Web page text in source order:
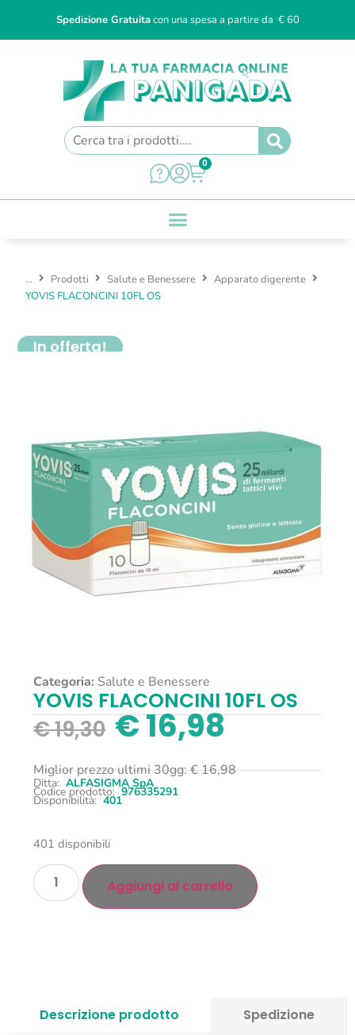
Spedizione Gratuitacon una spesa a partire da € 60
0
... Prodotti Salute e Benessere
Apparato digerente
YOVIS FLACONCINI 10FL OS
In offerta!
Categoria: Salute e Benessere
YOVIS FLACONCINI 10FL OS
€19,30 €16,98
Miglior prezzo ultimi 30gg:€16,98
Ditta: ALFASIGMA SpA
Codice prodotto: 976335291
Disponibilità: 401
401 disponibili
Aggiungi al carrello
Descrizione prodotto
Spedizione